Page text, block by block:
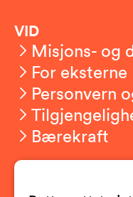
VID
Misjons- og
For eksterne
Personvern
Bærekraft